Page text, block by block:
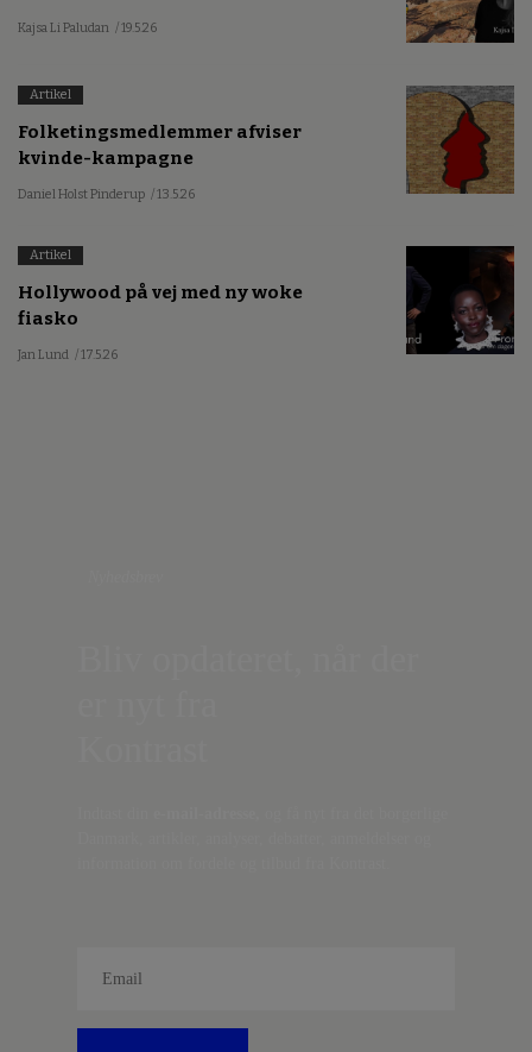
Kajsa Li Paludan / 19.5.26
Artikel
Folketingsmedlemmer afviser
kvinde-kampagne
Daniel Holst Pinderup / 13.5.26
Artikel
Hollywood på vej med ny woke
fiasko
Jan Lund / 17.5.26